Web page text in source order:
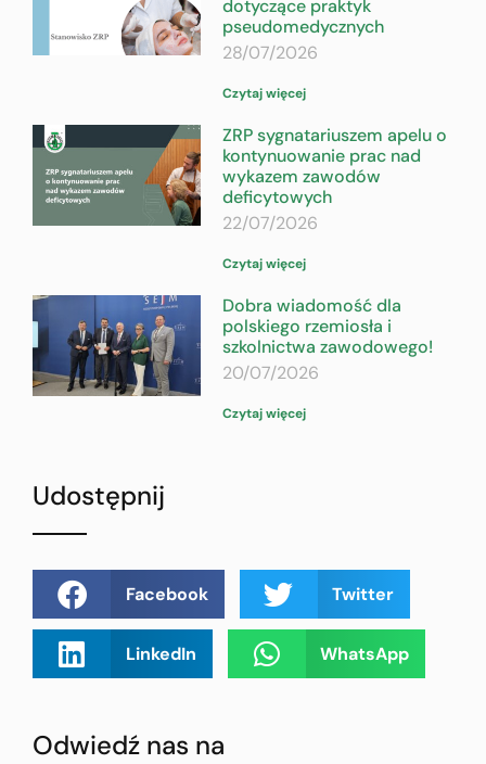
dotyczące praktyk
pseudomedycznych
28/07/2026
Czytaj więcej
ZRP sygnatariuszem apelu o
kontynuowanie prac nad
wykazem zawodów
deficytowych
22/07/2026
Czytaj więcej
Dobra wiadomość dla
polskiego rzemiosła i
szkolnictwa zawodowego!
20/07/2026
Czytaj więcej
Udostępnij
Facebook Twitter
LinkedIn WhatsApp
Odwiedź nas na